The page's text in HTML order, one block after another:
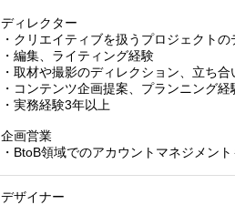
ディレクター
・クリエイティブを扱うプロジェクト
・編集、ライティング経験
・取材や撮影のディレクション、立ち合
・コンテンツ企画提案、プランニング経
・実務経験3年以上
企画営業
・BtoB領域でのアカウントマネジメン
デザイナー